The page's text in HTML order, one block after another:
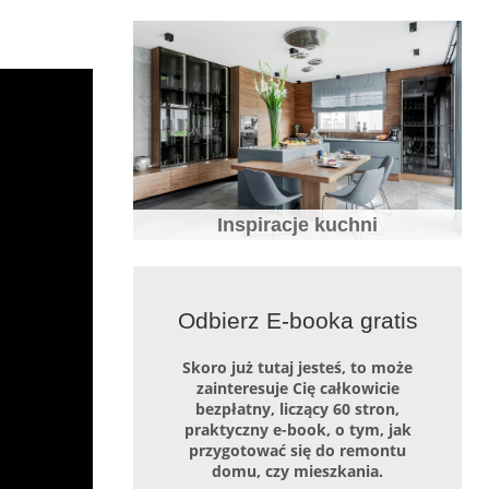
Biała kuchnia – wady i zalety, jak o nią
dbać i z czym łączyć
20 pomysłów na białą kuchnię – zdjęcia
i inspiracje białych kuchni
Inspiracje kuchni
Odbierz E-booka gratis
Skoro już tutaj jesteś, to może
zainteresuje Cię całkowicie
bezpłatny, liczący 60 stron,
praktyczny e-book, o tym, jak
przygotować się do remontu
domu, czy mieszkania.